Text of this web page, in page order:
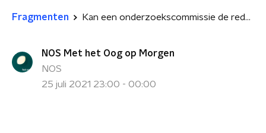
Fragmenten Kan een onderzoekscommissie de reden achter de Capitoolbestorming vinden?
NOS Met het Oog op Morgen
NOS
25 juli 2021 23:00 - 00:00